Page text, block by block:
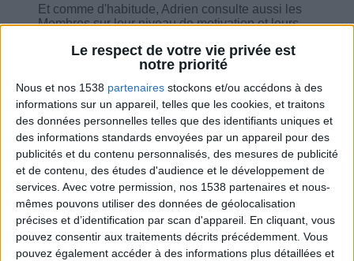
Le respect de votre vie privée est
notre priorité
Nous et nos 1538 partenaires stockons et/ou accédons à des
informations sur un appareil, telles que les cookies, et traitons
des données personnelles telles que des identifiants uniques et
des informations standards envoyées par un appareil pour des
publicités et du contenu personnalisés, des mesures de publicité
et de contenu, des études d'audience et le développement de
services. Avec votre permission, nos 1538 partenaires et nous-
mêmes pouvons utiliser des données de géolocalisation
précises et d’identification par scan d'appareil. En cliquant, vous
pouvez consentir aux traitements décrits précédemment. Vous
pouvez également accéder à des informations plus détaillées et
Et comme d'habitude, Adrien consulte aussi les
Membres sur leur niveau de motivation et leurs
donne aussi les astuces pour atteindre facilement
les objectifs de perte de poids.
Combien de kilos souhaitez-vous perdre ?
Moins de
5 kilos
De 5 à 10
kilos
Plus de
10 kilos